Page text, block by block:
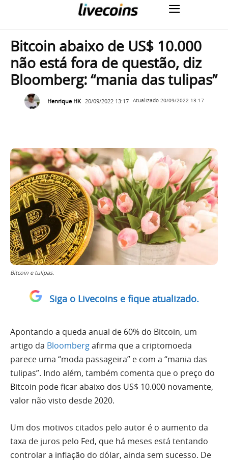
Bitcoin abaixo de US$ 10.000
não está fora de questão, diz
Bloomberg: “mania das tulipas”
Henrique HK 20/09/2022 13:17 Atualizado 20/09/2022 13:17
Bitcoin e tulipas.
Siga o Livecoins e fique atualizado.
Apontando a queda anual de 60% do Bitcoin, um
artigo da Bloombergafirma que a criptomoeda
parece uma “moda passageira” e com a “mania das
tulipas”. Indo além, também comenta que o preço do
Bitcoin pode ficar abaixo dos US$ 10.000 novamente,
valor não visto desde 2020.
Um dos motivos citados pelo autor é o aumento da
taxa de juros pelo Fed, que há meses está tentando
controlar a inflação do dólar, ainda sem sucesso. De